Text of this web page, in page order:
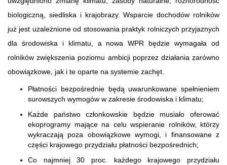
biologiczną, siedliska i krajobrazy. Wsparcie dochodów rolników
już jest uzależnione od stosowania praktyk rolniczych przyjaznych
dla środowiska i klimatu, a nowa WPR będzie wymagała od
rolników zwiększenia poziomu ambicji poprzez działania zarówno
obowiązkowe, jak i te oparte na systemie zachęt.
Płatności bezpośrednie będą uwarunkowane spełnieniem
surowszych wymogów w zakresie środowiska i klimatu;
Każde państwo członkowskie będzie musiało oferować
ekoprogramy mające na celu wspieranie rolników, którzy
wykraczają poza obowiązkowe wymogi, i finansowane z
części krajowego przydziału płatności bezpośrednich;
Co najmniej 30 proc. każdego krajowego przydziału